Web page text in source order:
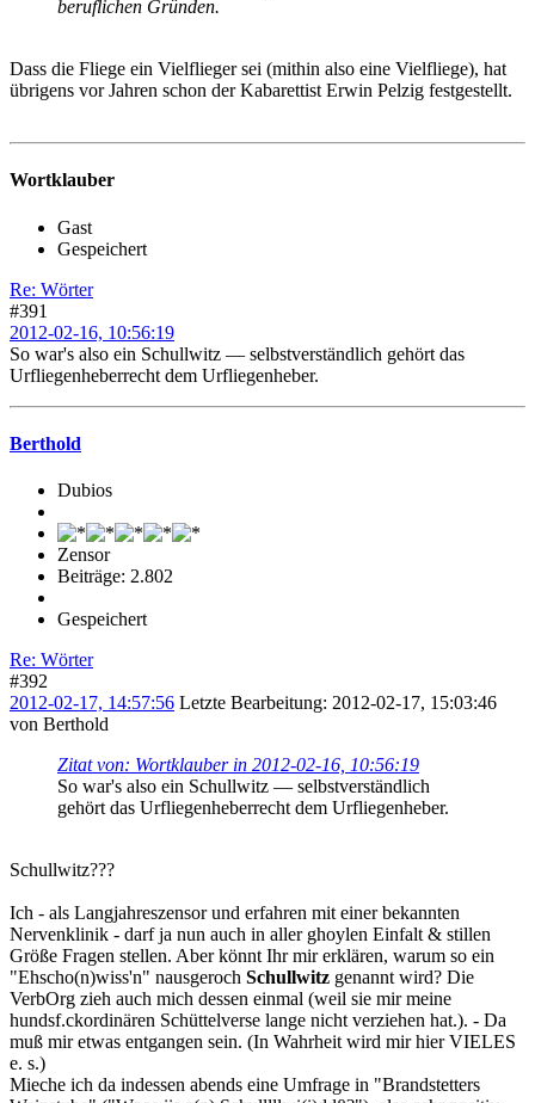
beruflichen Gründen.
Dass die Fliege ein Vielflieger sei (mithin also eine Vielfliege), hat
übrigens vor Jahren schon der Kabarettist Erwin Pelzig festgestellt.
Wortklauber
Gast
Gespeichert
Re: Wörter
#391
2012-02-16, 10:56:19
So war's also ein Schullwitz — selbstverständlich gehört das
Urfliegenheberrecht dem Urfliegenheber.
Berthold
Dubios
Zensor
Beiträge: 2.802
Gespeichert
Re: Wörter
#392
2012-02-17, 14:57:56 Letzte Bearbeitung: 2012-02-17, 15:03:46
von Berthold
Zitat von: Wortklauber in 2012-02-16, 10:56:19
So war's also ein Schullwitz — selbstverständlich
gehört das Urfliegenheberrecht dem Urfliegenheber.
Schullwitz???
Ich - als Langjahreszensor und erfahren mit einer bekannten
Nervenklinik - darf ja nun auch in aller ghoylen Einfalt & stillen
Größe Fragen stellen. Aber könnt Ihr mir erklären, warum so ein
"Ehscho(n)wiss'n" nausgeroch Schullwitz genannt wird? Die
VerbOrg zieh auch mich dessen einmal (weil sie mir meine
hundsf.ckordinären Schüttelverse lange nicht verziehen hat.). - Da
muß mir etwas entgangen sein. (In Wahrheit wird mir hier VIELES
e. s.)
Mieche ich da indessen abends eine Umfrage in "Brandstetters